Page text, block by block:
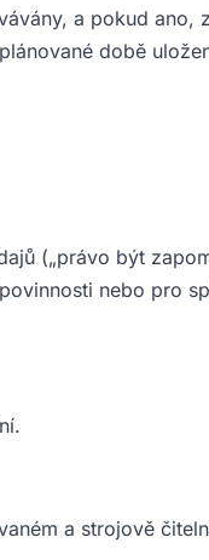
a pokud ano,
době
(„právo být
nebo pro
a strojově